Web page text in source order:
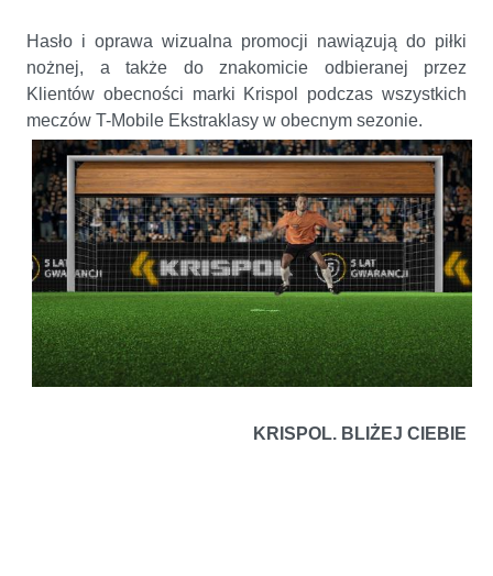
Hasło i oprawa wizualna promocji nawiązują do piłki
nożnej, a także do znakomicie odbieranej przez
Klientów obecności marki Krispol podczas wszystkich
meczów T-Mobile Ekstraklasy w obecnym sezonie.
KRISPOL. BLIŻEJ CIEBIE